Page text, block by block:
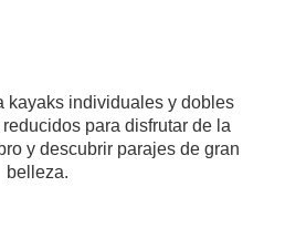
kayaks individuales y dobles
para disfrutar de la
y descubrir parajes de gran
belleza.